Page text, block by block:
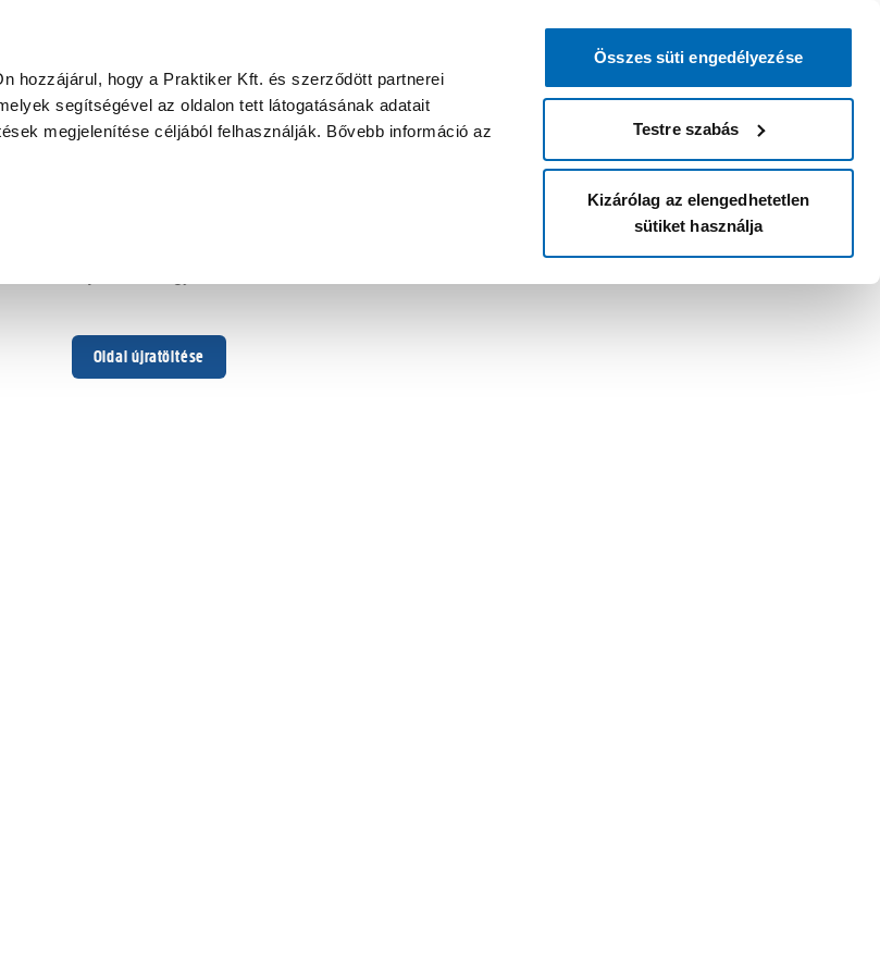
hozzájárul, hogy a Praktiker Kft. és szerződött partnerei
segítségével az oldalon tett látogatásának adatait
megjelenítése céljából felhasználják. Bővebb információ az
Összes süti engedélyezése
Testre szabás
Kizárólag az elengedhetetlen
sütiket használja
Oldal újratöltése